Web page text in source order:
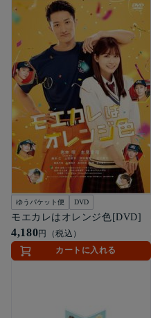
ゆうパケット便 DVD
モエカレはオレンジ色[DVD]
4,180円（税込）
カートに入れる